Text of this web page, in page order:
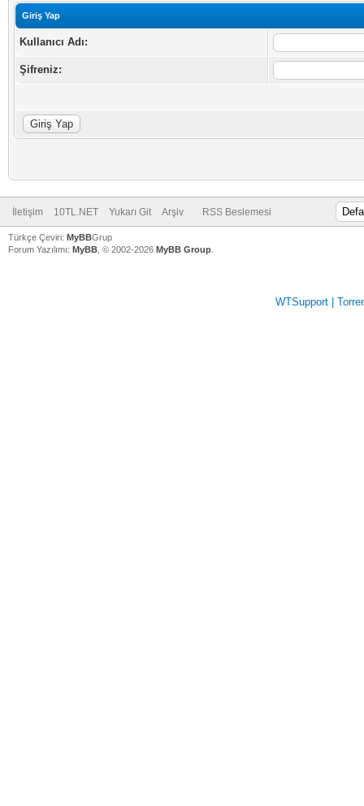
Giriş Yap
Kullanıcı Adı:
Şifreniz:
İletişim 10TL.NET Yukarı Git Arşiv RSS Beslemesi
Türkçe Çeviri: MyBBGrup
Forum Yazılımı: MyBB , © 2002-2026 MyBB Group
WTSupport |